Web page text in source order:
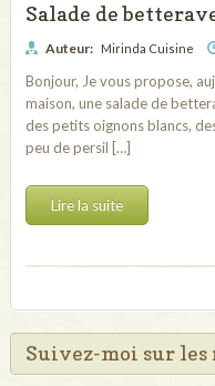
Salade de
Auteur: Mirinda Cuisine
Bonjour, Je vous propose,
maison, une salade de
des petits oignons blancs,
peu de persil […]
Lire la suite
Suivez-moi sur les